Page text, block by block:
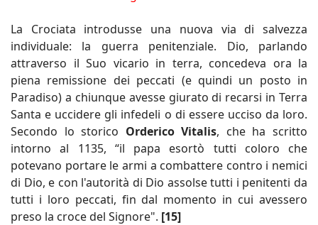
La Crociata introdusse una nuova via di salvezza
individuale: la guerra penitenziale. Dio, parlando
attraverso il Suo vicario in terra, concedeva ora la
piena remissione dei peccati (e quindi un posto in
Paradiso) a chiunque avesse giurato di recarsi in Terra
Santa e uccidere gli infedeli o di essere ucciso da loro.
Secondo lo storico Orderico Vitalis, che ha scritto
intorno al 1135, “il papa esortò tutti coloro che
potevano portare le armi a combattere contro i nemici
di Dio, e con l'autorità di Dio assolse tutti i penitenti da
tutti i loro peccati, fin dal momento in cui avessero
preso la croce del Signore". [15]